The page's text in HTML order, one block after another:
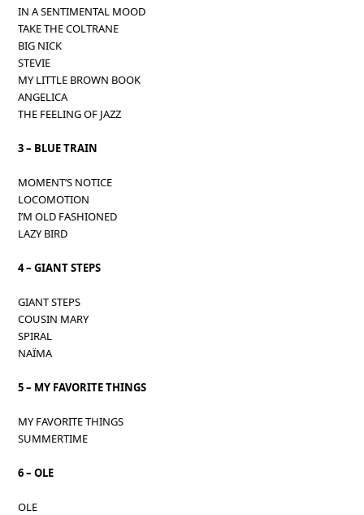
IN A SENTIMENTAL MOOD
TAKE THE COLTRANE
BIG NICK
STEVIE
MY LITTLE BROWN BOOK
ANGELICA
THE FEELING OF JAZZ
3 – BLUE TRAIN
MOMENT’S NOTICE
LOCOMOTION
I’M OLD FASHIONED
LAZY BIRD
4 – GIANT STEPS
GIANT STEPS
COUSIN MARY
SPIRAL
NAÏMA
5 – MY FAVORITE THINGS
MY FAVORITE THINGS
SUMMERTIME
6 – OLE
OLE